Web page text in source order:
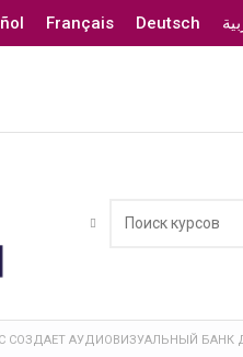
Français Deutsch
СОЗДАЕТ АУДИОВИЗУАЛЬНЫЙ БАНК